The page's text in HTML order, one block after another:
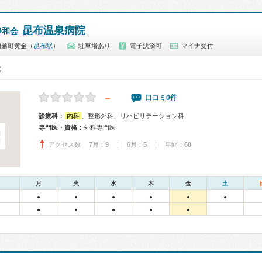
和会 昆布温泉病院
町黄金（ 昆布駅 ） 駐車場あり 電子決済可 マイナ受付
－ 口コミ0件
診療科： 内科
、整形外科、リハビリテーション科
専門医・資格： 外科専門医
アクセス数 7月： 9 | 6月： 5 | 年間： 60
月 火 水 木 金 土
● ● ● ● ●
●
●
● ● ● ●